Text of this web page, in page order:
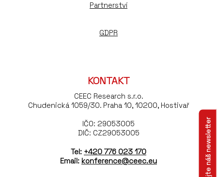
Partnerství
GDPR
KONTAKT
CEEC Research s.r.o.
Chudenická 1059/30. Praha 10, 10200, Hostivař
IČO: 29053005
DIČ: CZ29053005
Tel: +420 776 023 170
Email: konference@ceec.eu Odebírejte náš newsletter